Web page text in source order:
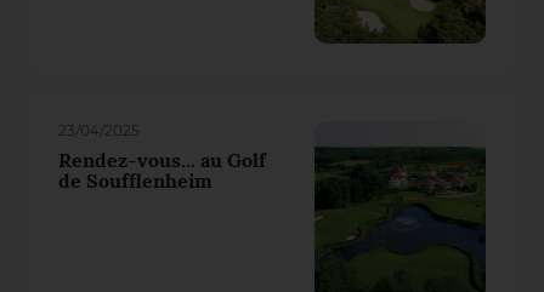
23/04/2025
Rendez-vous... au Golf
de Soufflenheim